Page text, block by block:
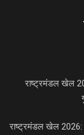
राष्ट्रमंडल खेल
राष्ट्रमंडल खेल 2026: